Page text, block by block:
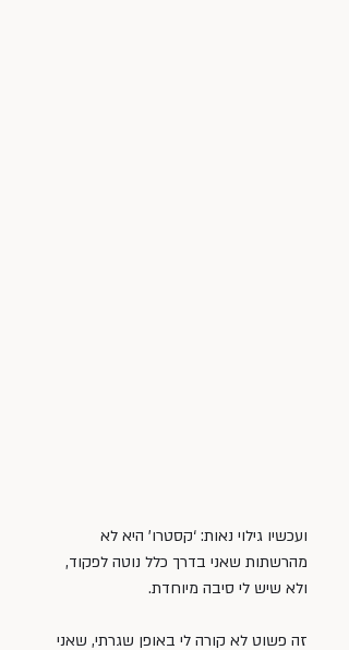
ועכשיו גילוי נאות: ‘קסטרו’ היא לא
מהרשתות שאני בדרך כלל נוטה לפקוד,
ולא שיש לי סיבה מיוחדת.
זה פשוט לא קורה לי באופן שגרתי, שאני